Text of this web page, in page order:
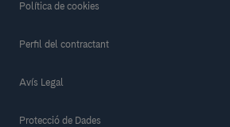
Política de cookies
Perfil del contractant
Avís Legal
Protecció de Dades